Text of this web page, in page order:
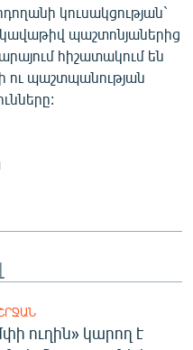
կուսակցության`
պաշտոնյաներից
հիշատակում են
ու պաշտպանության
ուղին» կարող է